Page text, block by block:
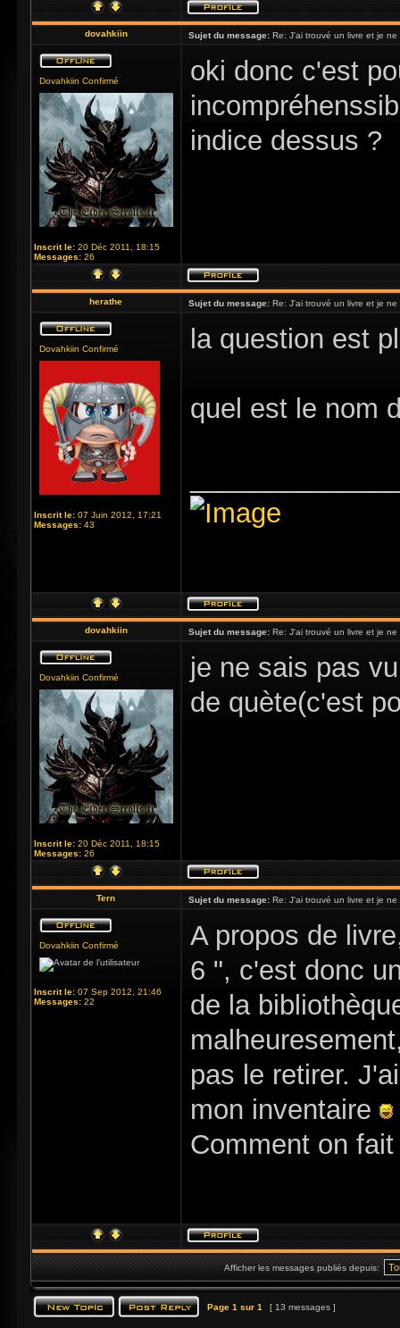
dovahkiin Sujet du message: Re: J'ai trouvé un livre et je
Dovahkiin Confirmé
Inscrit le: 20 Déc 2011, 18:15
Messages: 26
oki donc c'est
indice dessus ?
herathe Sujet du message: Re: J'ai trouvé un livre et je
Dovahkiin Confirmé
Inscrit le: 07 Juin 2012, 17:21
Messages: 43
la question est
quel est le nom
dovahkiin Sujet du message: Re: J'ai trouvé un livre et je
Dovahkiin Confirmé
Inscrit le: 20 Déc 2011, 18:15
Messages: 26
je ne sais pas
de quète(c'est
Tern Sujet du message: Re: J'ai trouvé un livre et je
Dovahkiin Confirmé
Inscrit le: 07 Sep 2012, 21:46
Messages: 22
A propos de
6 ", c'est donc
de la
pas le retirer.
mon inventaire
Comment on fait
Afficher les messages publiés depuis:
Page 1 sur 1 [ 13 messages ]